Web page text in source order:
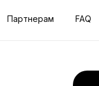
Партнерам FAQ